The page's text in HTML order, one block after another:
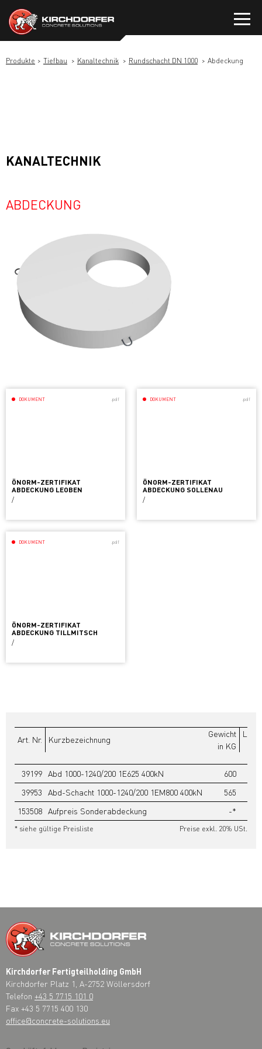
Inhalt
springen
Produkte Tiefbau Kanaltechnik Rundschacht DN 1000 Abdeckung
KANALTECHNIK
ABDECKUNG
DOKUMENT .pdf
ÖNORM-ZERTIFIKAT
ABDECKUNG TILLMITSCH
/
DOKUMENT .pdf
ÖNORM-ZERTIFIKAT
ABDECKUNG SOLLENAU
/
DOKUMENT .pdf
ÖNORM-ZERTIFIKAT
ABDECKUNG LEOBEN
/
Art. Nr. Kurzbezeichnung
Gewicht
in KG
39199 Abd 1000-1240/200 1E625 400kN 600
39953
Abd-Schacht 1000-1240/200 1EM800 400kN 565
153508 Aufpreis Sonderabdeckung -*
* siehe gültige Preisliste Preise exkl. 20% USt.
Kirchdorfer Fertigteilholding GmbH
Kirchdorfer Platz 1, A-2752 Wöllersdorf
Telefon +43 5 7715 101 0
Fax +43 5 7715 400 130
office@concrete-solutions.eu